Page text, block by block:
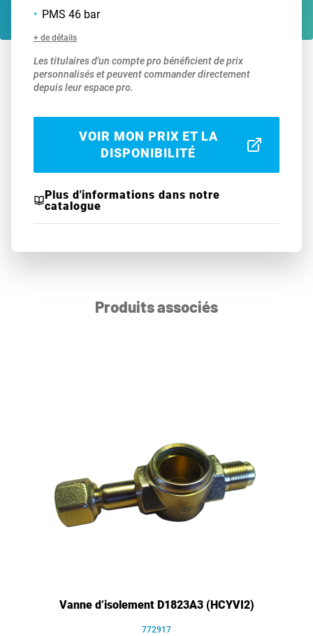
PMS 46 bar
+ de détails
Les titulaires d'un compte pro bénéficient de prix
personnalisés et peuvent commander directement
depuis leur espace pro.
VOIR MON PRIX ET LA
DISPONIBILITÉ
Plus d'informations dans notre
catalogue
Produits associés
Vanne d’isolement D1823A3 (HCYVI2)
772917